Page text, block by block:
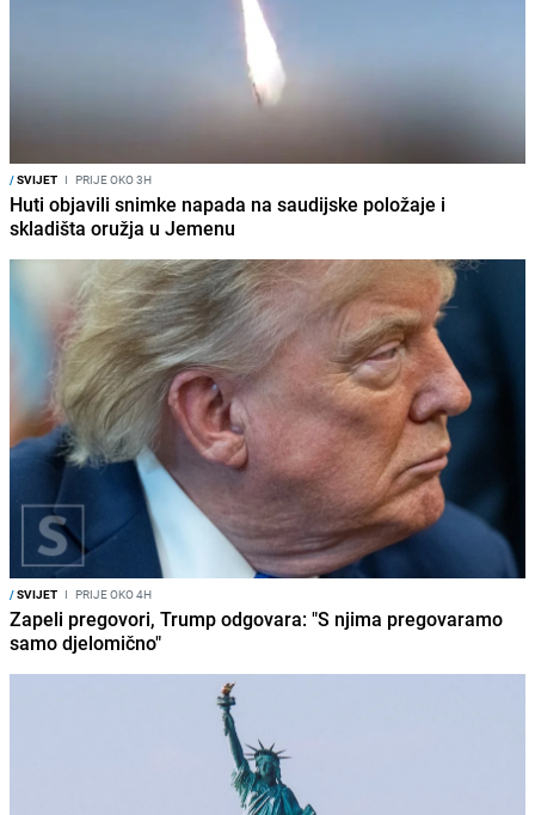
/SVIJET I PRIJE OKO 3H
Huti objavili snimke napada na saudijske položaje i
skladišta oružja u Jemenu
/SVIJET I PRIJE OKO 4H
Zapeli pregovori, Trump odgovara: "S njima pregovaramo
samo djelomično"